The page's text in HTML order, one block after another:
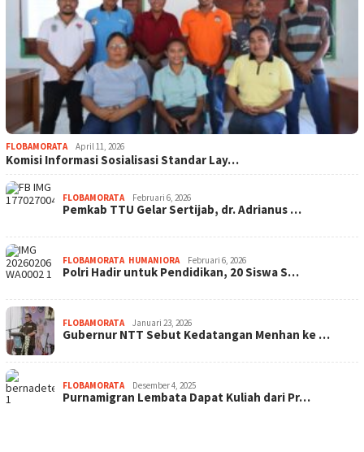
FLOBAMORATA April 11, 2026
Komisi Informasi Sosialisasi Standar Lay…
FLOBAMORATA Februari 6, 2026
Pemkab TTU Gelar Sertijab, dr. Adrianus …
FLOBAMORATA, HUMANIORA Februari 6, 2026
Polri Hadir untuk Pendidikan, 20 Siswa S…
FLOBAMORATA Januari 23, 2026
Gubernur NTT Sebut Kedatangan Menhan ke …
FLOBAMORATA Desember 4, 2025
Purnamigran Lembata Dapat Kuliah dari Pr…